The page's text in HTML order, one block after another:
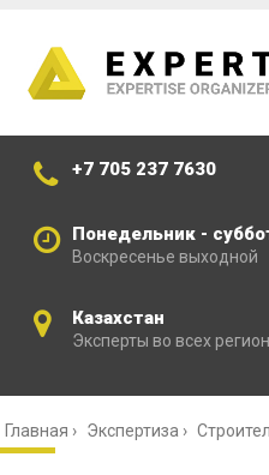
+7 705 237 7630
Понедельник -
Воскресенье выходной
Казахстан
Эксперты во всех
Главная › Экспертиза ›